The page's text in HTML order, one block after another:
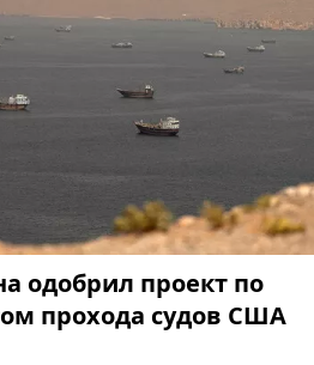
одобрил проект по
прохода судов США